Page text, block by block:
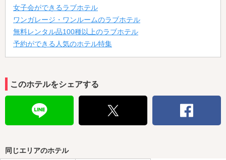
女子会ができるラブホテル
ワンガレージ・ワンルームのラブホテル
無料レンタル品100種以上のラブホテル
予約ができる人気のホテル特集
このホテルをシェアする
同じエリアのホテル